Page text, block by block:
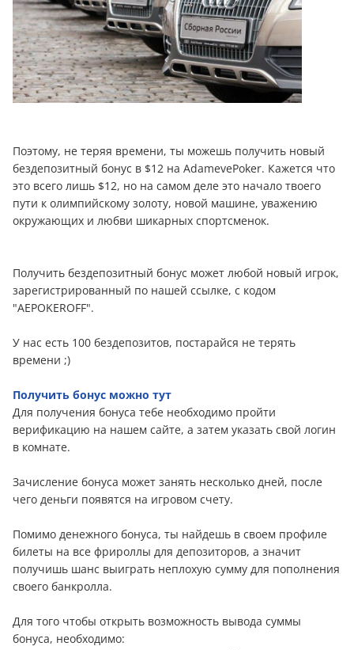
Поэтому, не теряя времени, ты можешь получить новый
бездепозитный бонус в $12 на AdamevePoker. Кажется что
это всего лишь $12, но на самом деле это начало твоего
пути к олимпийскому золоту, новой машине, уважению
окружающих и любви шикарных спортсменок.
Получить бездепозитный бонус может любой новый игрок,
зарегистрированный по нашей ссылке, с кодом
"AEPOKEROFF".
У нас есть 100 бездепозитов, постарайся не терять
времени ;)
Получить бонус можно тут
Для получения бонуса тебе необходимо пройти
верификацию на нашем сайте, а затем указать свой логин
в комнате.
Зачисление бонуса может занять несколько дней, после
чего дeньги появятся на игровом счету.
Помимо денежного бонуса, ты найдешь в своем профиле
билеты на все фрироллы для депозиторов, а значит
получишь шанс выиграть неплохую сумму для пополнения
своего банкролла.
Для того чтобы открыть возможность вывода суммы
бонуса, необходимо: